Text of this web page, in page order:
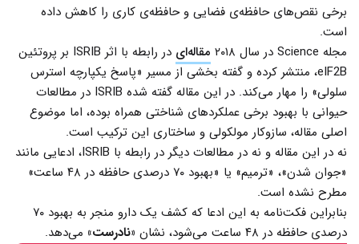
برخی نقص‌های حافظه‌ی فضایی و حافظه‌ی کاری را کاهش داده
است.
مجله‌ Science در سال ۲۰۱۸
مقاله‌ای
در رابطه با اثر ISRIB بر پروتئین
eIF2B، منتشر کرده و گفته بخشی از مسیر «پاسخ یکپارچه‌ استرس
سلولی» را مهار می‌کند. در این مقاله گفته شده ISRIB در مطالعات
حیوانی با بهبود برخی عملکردهای شناختی همراه بوده، اما موضوع
اصلی مقاله، سازوکار مولکولی و ساختاری این ترکیب است.
نه در این مقاله و نه در مطالعات دیگر در رابطه با ISRIB، ادعایی مانند
«جوان شدن»، «ترمیم» یا «بهبود ۷۰ درصدی حافظه در ۴۸ ساعت»
مطرح نشده است.
بنابراین فکت‌نامه به این ادعا که کشف یک دارو منجر به بهبود ۷۰
درصدی حافظه در ۴۸ ساعت می‌شود، نشان
«نادرست» می‌دهد.